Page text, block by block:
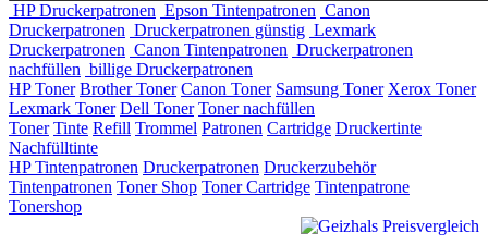
HP Druckerpatronen Epson Tintenpatronen Canon
Druckerpatronen Druckerpatronen günstig Lexmark
Druckerpatronen Canon Tintenpatronen Druckerpatronen
nachfüllen billige Druckerpatronen
HP Toner Brother Toner Canon Toner Samsung Toner Xerox Toner
Lexmark Toner Dell Toner Toner nachfüllen
Toner Tinte Refill Trommel Patronen Cartridge Druckertinte
Nachfülltinte
HP Tintenpatronen Druckerpatronen Druckerzubehör
Tintenpatronen Toner Shop Toner Cartridge Tintenpatrone
Tonershop